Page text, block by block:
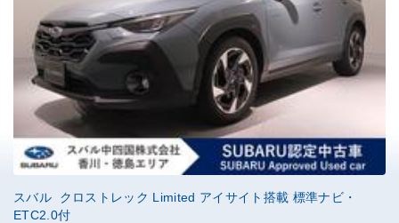
スバル クロストレック Limited アイサイト搭載 標準ナビ・
ETC2.0付